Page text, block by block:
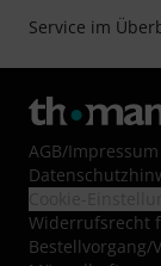
Service im
AGB/Impressum
Widerrufsrecht
Bestellvorgang/